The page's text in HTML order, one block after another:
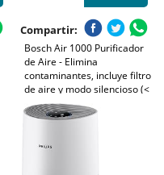
Compartir:
Bosch Air 1000 Purificador
de Aire - Elimina
contaminantes, incluye filtro
de aire y modo silencioso (<
25 dB(A)) - para superficies
de hasta 23 m² - con modo
m³/h